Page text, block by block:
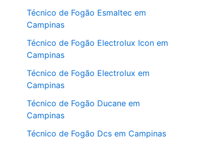
Técnico de Fogão Esmaltec em
Campinas
Técnico de Fogão Electrolux Icon em
Campinas
Técnico de Fogão Electrolux em
Campinas
Técnico de Fogão Ducane em
Campinas
Técnico de Fogão Dcs em Campinas